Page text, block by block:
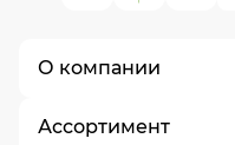
О компании
О нас
Ассортимент